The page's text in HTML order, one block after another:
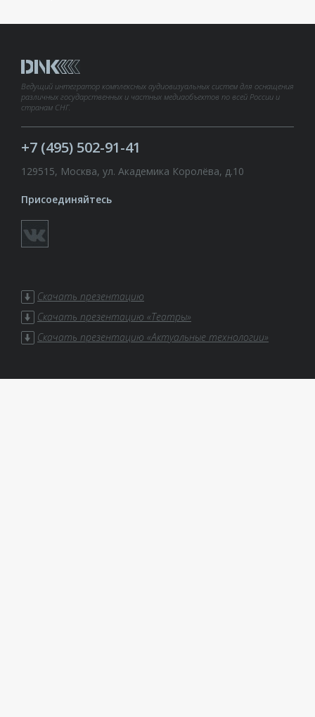
Ведущий интегратор комплексных аудиовизуальных систем для оснащения
различных государственных и частных медиаобъектов по всей России и
странам СНГ.
+7 (495) 502-91-41
129515, Москва, ул. Академика Королёва, д.10
Присоединяйтесь
Скачать презентацию
Скачать презентацию «Театры»
Скачать презентацию «Актуальные технологии»